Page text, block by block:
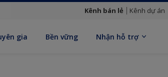
Kênh bán lẻ Kênh dự án
gia Bền vững Nhận hỗ trợ